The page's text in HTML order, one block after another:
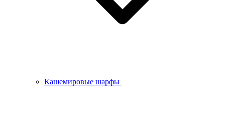
Кашемировые шарфы